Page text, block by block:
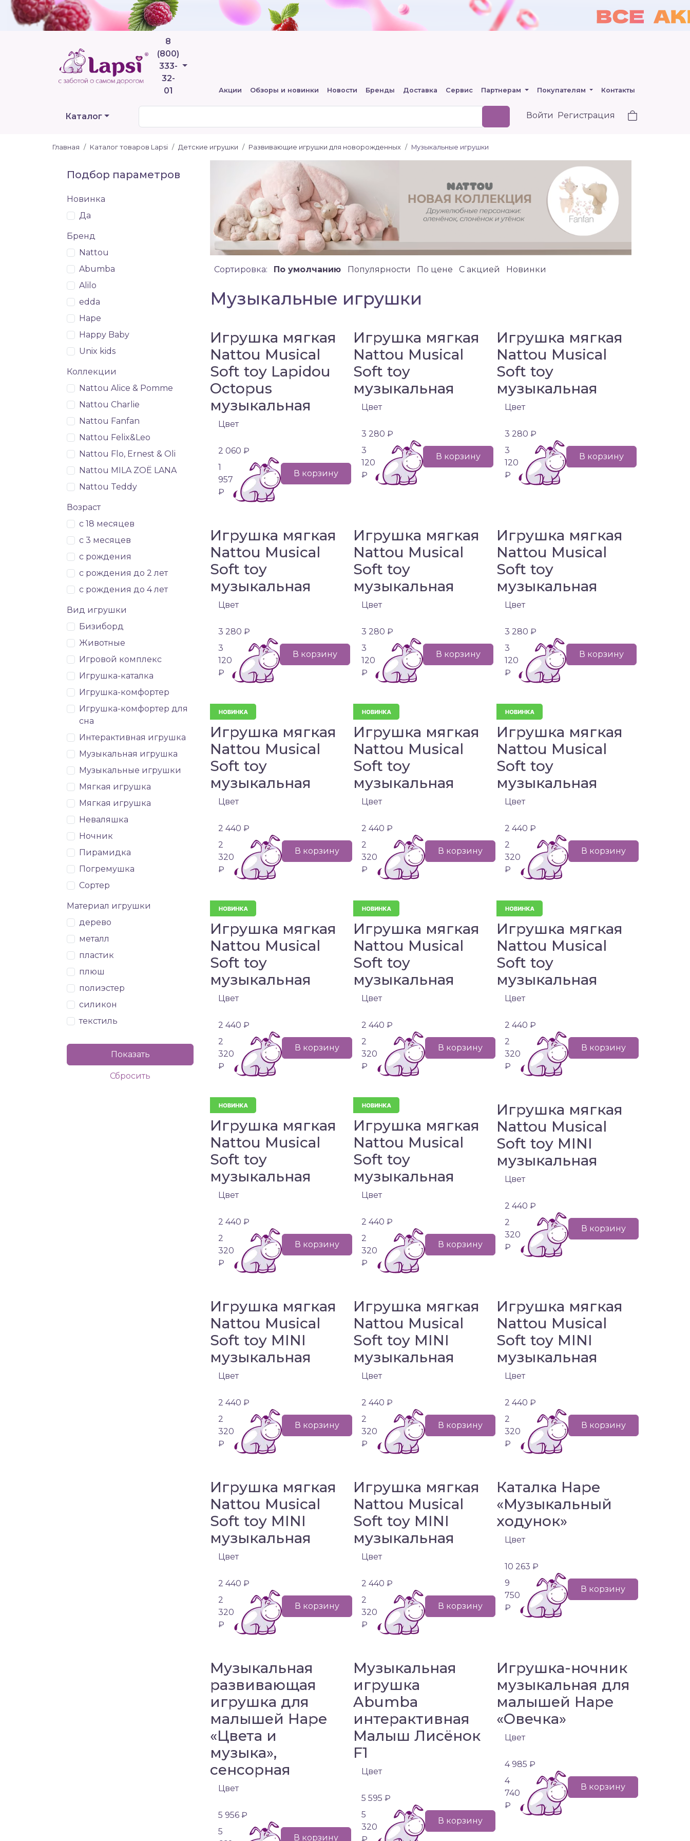
8
(800)
333-
32-
01
Телефоны
Акции Обзоры и новинки Новости Бренды Доставка Сервис Партнерам Покупателям Контакты
Каталог Войти Регистрация
Главная Каталог товаров Lapsi Детские игрушки Развивающие игрушки для новорожденных Музыкальные игрушки
Подбор параметров
Новинка
Да
Бренд
Nattou
Abumba
Alilo
edda
Hape
Happy Baby
Unix kids
Коллекции
Nattou Alice & Pomme
Nattou Charlie
Nattou Fanfan
Nattou Felix&Leo
Nattou Flo, Ernest & Oli
Nattou MILA ZOË LANA
Nattou Teddy
Возраст
с 18 месяцев
с 3 месяцев
с рождения
с рождения до 2 лет
с рождения до 4 лет
Вид игрушки
Бизиборд
Животные
Игровой комплекс
Игрушка-каталка
Игрушка-комфортер
Игрушка-комфортер для
сна
Интерактивная игрушка
Музыкальная игрушка
Музыкальные игрушки
Мягкая игрушка
Мягкая игрушка
Неваляшка
Ночник
Пирамидка
Погремушка
Сортер
Материал игрушки
дерево
металл
пластик
плюш
полиэстер
силикон
текстиль
Сортировка: По умолчанию Популярности По цене C акцией Новинки
Музыкальные игрушки
Игрушка мягкая
Nattou Musical
Soft toy Lapidou
Octopus
музыкальная
Цвет
2 060 ₽
1
957
₽
В корзину
Игрушка мягкая
Nattou Musical
Soft toy
музыкальная
Цвет
3 280 ₽
3
120
₽
В корзину
Игрушка мягкая
Nattou Musical
Soft toy
музыкальная
Цвет
3 280 ₽
3
120
₽
В корзину
Игрушка мягкая
Nattou Musical
Soft toy
музыкальная
Цвет
3 280 ₽
3
120
₽
В корзину
Игрушка мягкая
Nattou Musical
Soft toy
музыкальная
Цвет
3 280 ₽
3
120
₽
В корзину
Игрушка мягкая
Nattou Musical
Soft toy
музыкальная
Цвет
3 280 ₽
3
120
₽
В корзину
Игрушка мягкая
Nattou Musical
Soft toy
музыкальная
Цвет
2 440 ₽
2
320
₽
В корзину
Игрушка мягкая
Nattou Musical
Soft toy
музыкальная
Цвет
2 440 ₽
2
320
₽
В корзину
Игрушка мягкая
Nattou Musical
Soft toy
музыкальная
Цвет
2 440 ₽
2
320
₽
В корзину
Игрушка мягкая
Nattou Musical
Soft toy
музыкальная
Цвет
2 440 ₽
2
320
₽
В корзину
Игрушка мягкая
Nattou Musical
Soft toy
музыкальная
Цвет
2 440 ₽
2
320
₽
В корзину
Игрушка мягкая
Nattou Musical
Soft toy
музыкальная
Цвет
2 440 ₽
2
320
₽
В корзину
Игрушка мягкая
Nattou Musical
Soft toy
музыкальная
Цвет
2 440 ₽
2
320
₽
В корзину
Игрушка мягкая
Nattou Musical
Soft toy
музыкальная
Цвет
2 440 ₽
2
320
₽
В корзину
Игрушка мягкая
Nattou Musical
Soft toy MINI
музыкальная
Цвет
2 440 ₽
2
320
₽
В корзину
Игрушка мягкая
Nattou Musical
Soft toy MINI
музыкальная
Цвет
2 440 ₽
2
320
₽
В корзину
Игрушка мягкая
Nattou Musical
Soft toy MINI
музыкальная
Цвет
2 440 ₽
2
320
₽
В корзину
Игрушка мягкая
Nattou Musical
Soft toy MINI
музыкальная
Цвет
2 440 ₽
2
320
₽
В корзину
Игрушка мягкая
Nattou Musical
Soft toy MINI
музыкальная
Цвет
2 440 ₽
2
320
₽
В корзину
Игрушка мягкая
Nattou Musical
Soft toy MINI
музыкальная
Цвет
2 440 ₽
2
320
₽
В корзину
Каталка Hape
«Музыкальный
ходунок»
Цвет
10 263 ₽
9
750
₽
В корзину
Музыкальная
развивающая
игрушка для
малышей Hape
«Цвета и
музыка»‎,
сенсорная
Цвет
5 956 ₽
5
В корзину
Музыкальная
игрушка
Abumba
интерактивная
Малыш Лисёнок
F1
Цвет
5 595 ₽
5
320
₽
В корзину
Игрушка-ночник
музыкальная для
малышей Hape
«Овечка»
Цвет
4 985 ₽
4
740
₽
В корзину